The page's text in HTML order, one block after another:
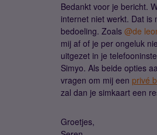
Bedankt voor je bericht.
internet niet werkt. Dat is
bedoeling. Zoals @de
mij af of je per ongeluk
uitgezet in je
Simyo. Als beide opties
vragen om mij een privé
zal dan je simkaart een
Groetjes,